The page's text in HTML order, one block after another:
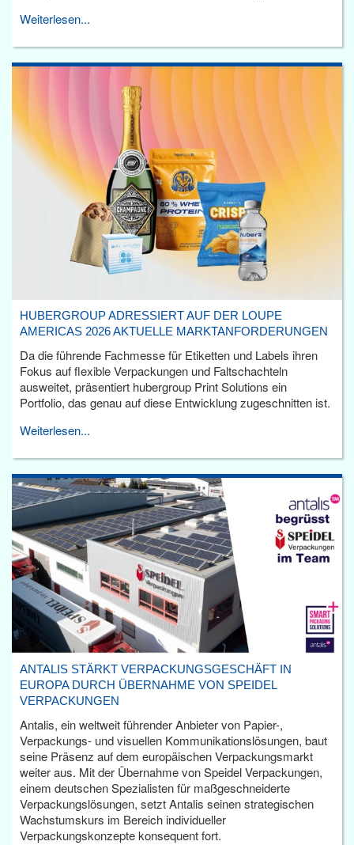
Weiterlesen...
HUBERGROUP ADRESSIERT AUF DER LOUPE
AMERICAS 2026 AKTUELLE MARKTANFORDERUNGEN
Da die führende Fachmesse für Etiketten und Labels ihren
Fokus auf flexible Verpackungen und Faltschachteln
ausweitet, präsentiert hubergroup Print Solutions ein
Portfolio, das genau auf diese Entwicklung zugeschnitten ist.
Weiterlesen...
ANTALIS STÄRKT VERPACKUNGSGESCHÄFT IN
EUROPA DURCH ÜBERNAHME VON SPEIDEL
VERPACKUNGEN
Antalis, ein weltweit führender Anbieter von Papier-,
Verpackungs- und visuellen Kommunikationslösungen, baut
seine Präsenz auf dem europäischen Verpackungsmarkt
weiter aus. Mit der Übernahme von Speidel Verpackungen,
einem deutschen Spezialisten für maßgeschneiderte
Verpackungslösungen, setzt Antalis seinen strategischen
Wachstumskurs im Bereich individueller
Verpackungskonzepte konsequent fort.